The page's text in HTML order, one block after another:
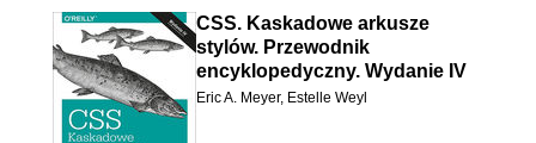
CSS. Kaskadowe arkusze
stylów. Przewodnik
encyklopedyczny. Wydanie IV
Eric A. Meyer, Estelle Weyl